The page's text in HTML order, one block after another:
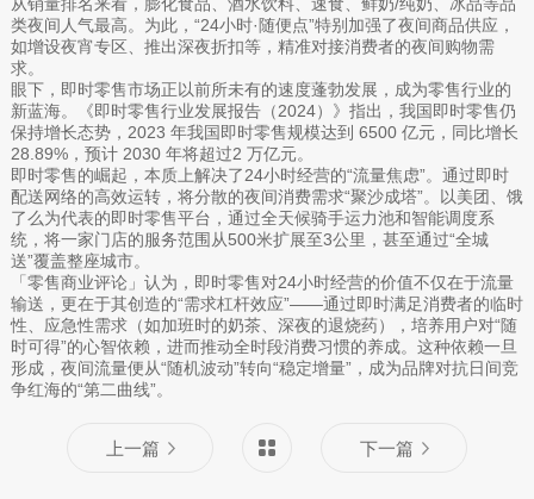
类夜间人气最高。为此，“24小时·随便点”特别加强了夜间商品供应，
如增设夜宵专区、推出深夜折扣等，精准对接消费者的夜间购物需
求。
眼下，即时零售市场正以前所未有的速度蓬勃发展，成为零售行业的
新蓝海。《即时零售行业发展报告（2024）》指出，我国即时零售仍
保持增长态势，2023 年我国即时零售规模达到 6500 亿元，同比增长
28.89%，预计 2030 年将超过2 万亿元。
即时零售的崛起，本质上解决了24小时经营的“流量焦虑”。通过即时
配送网络的高效运转，将分散的夜间消费需求“聚沙成塔”。以美团、饿
了么为代表的即时零售平台，通过全天候骑手运力池和智能调度系
统，将一家门店的服务范围从500米扩展至3公里，甚至通过“全城
送”覆盖整座城市。
「零售商业评论」认为，即时零售对24小时经营的价值不仅在于流量
输送，更在于其创造的“需求杠杆效应”——通过即时满足消费者的临时
性、应急性需求（如加班时的奶茶、深夜的退烧药），培养用户对“随
时可得”的心智依赖，进而推动全时段消费习惯的养成。这种依赖一旦
形成，夜间流量便从“随机波动”转向“稳定增量”，成为品牌对抗日间竞
争红海的“第二曲线”。
上一篇 下一篇